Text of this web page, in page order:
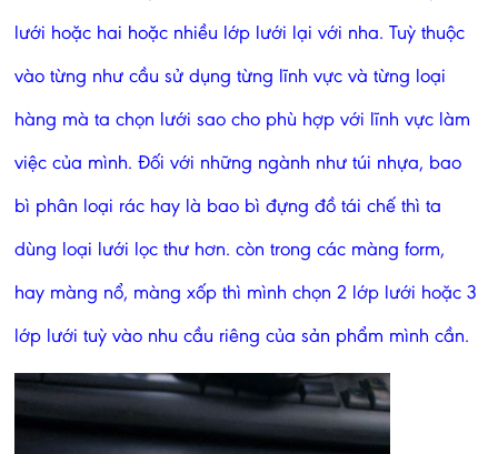
lưới hoặc hai hoặc nhiều lớp lưới lại với nha. Tuỳ thuộc
vào từng như cầu sử dụng từng lĩnh vực và từng loại
hàng mà ta chọn lưới sao cho phù hợp với lĩnh vực làm
việc của mình. Đối với những ngành như túi nhựa, bao
bì phân loại rác hay là bao bì đựng đồ tái chế thì ta
dùng loại lưới lọc thư hơn. còn trong các màng form,
hay màng nổ, màng xốp thì mình chọn 2 lớp lưới hoặc 3
lớp lưới tuỳ vào nhu cầu riêng của sản phẩm mình cần.